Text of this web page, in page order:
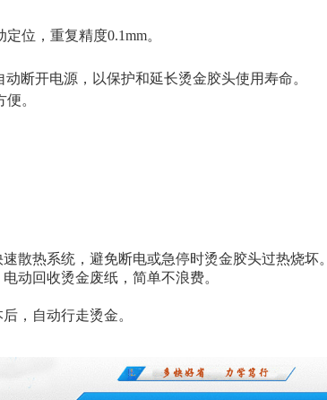
位，重复精度0.1mm。
断开电源，以保护和延长烫金胶头使用寿命。
。
散热系统，避免断电或急停时烫金胶头过热烧坏。
电动回收烫金废纸，简单不浪费。
，自动行走烫金。